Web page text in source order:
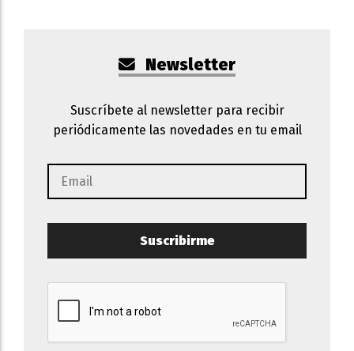
Newsletter
Suscríbete al newsletter para recibir
periódicamente las novedades en tu email
Suscribirme